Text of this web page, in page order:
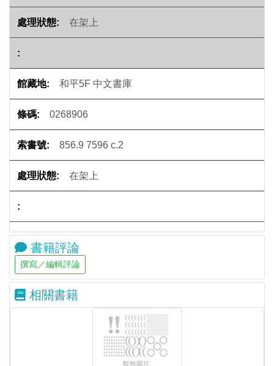
在架上
和平5F 中文書庫
0268906
856.9 7596 c.2
在架上
書籍評論
相關書籍